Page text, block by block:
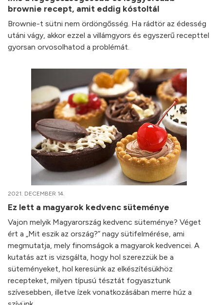
brownie recept, amit eddig kóstoltál
Brownie-t sütni nem ördöngősség. Ha rádtör az édesség
utáni vágy, akkor ezzel a villámgyors és egyszerű recepttel
gyorsan orvosolhatod a problémát.
2021. DECEMBER 14.
Ez lett a magyarok kedvenc süteménye
Vajon melyik Magyarország kedvenc süteménye? Véget
ért a „Mit eszik az ország?” nagy sütifelmérése, ami
megmutatja, mely finomságok a magyarok kedvencei. A
kutatás azt is vizsgálta, hogy hol szerezzük be a
süteményeket, hol keresünk az elkészítésükhöz
recepteket, milyen típusú tésztát fogyasztunk
szívesebben, illetve ízek vonatkozásában merre húz a